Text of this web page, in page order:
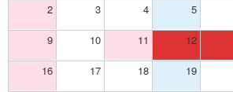
2 3 4 5
9 10 11 12
16 17 18 19